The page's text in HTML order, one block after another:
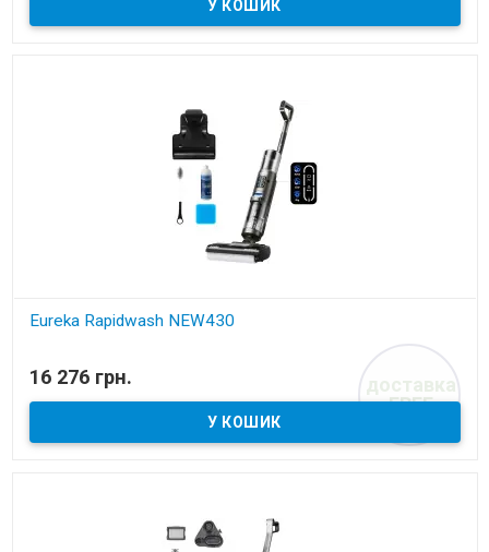
Eureka Rapidwash NEW430
16 276 грн.
доставка
FREE